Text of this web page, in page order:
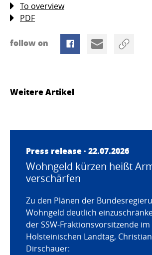
To overview
PDF
follow on
Weitere Artikel
Press release · 22.07.2026
Wohngeld kürzen heißt
verschärfen
Zu den Plänen der
Wohngeld deutlich
der SSW-Fraktionsvorsitzende im
Holsteinischen Landtag, Christian
Dirschauer: